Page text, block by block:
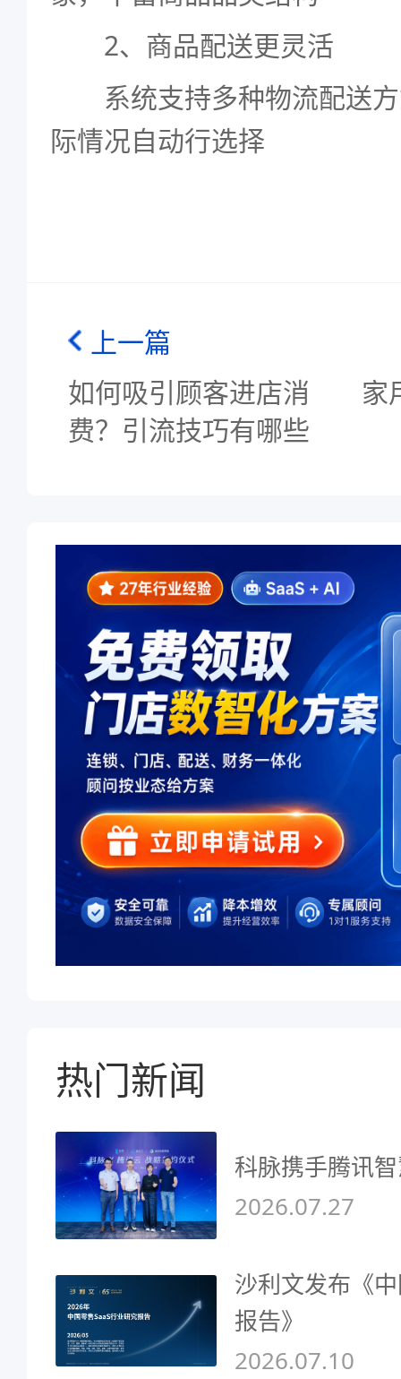
2、商品配送更灵活
系统支持多种物流配送方
际情况自动行选择
上一篇
如何吸引顾客进店消
费？引流技巧有哪些
家
热门新闻
科脉携手腾讯
2026.07.27
沙利文发布《
报告》
2026.07.10